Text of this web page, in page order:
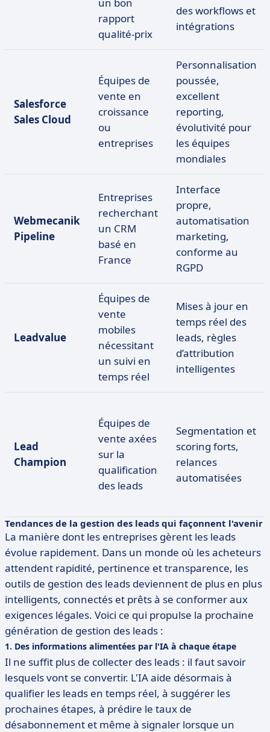
rapport
qualité-prix
des workflows et
intégrations
Salesforce
Sales Cloud
Équipes de
vente en
croissance
ou
entreprises
Personnalisation
poussée,
excellent
reporting,
évolutivité pour
les équipes
mondiales
Webmecanik
Pipeline
Entreprises
recherchant
un CRM
basé en
France
Interface
propre,
automatisation
marketing,
conforme au
RGPD
Leadvalue
Équipes de
vente
mobiles
nécessitant
un suivi en
temps réel
Mises à jour en
temps réel des
leads, règles
d’attribution
intelligentes
Lead
Champion
Équipes de
vente axées
sur la
qualification
des leads
Segmentation et
scoring forts,
relances
automatisées
Tendances de la gestion des leads qui façonnent l'avenir
La manière dont les entreprises gèrent les leads
évolue rapidement. Dans un monde où les acheteurs
attendent rapidité, pertinence et transparence, les
outils de gestion des leads deviennent de plus en plus
intelligents, connectés et prêts à se conformer aux
exigences légales. Voici ce qui propulse la prochaine
génération de gestion des leads :
1. Des informations alimentées par l'IA à chaque étape
Il ne suffit plus de collecter des leads : il faut savoir
lesquels vont se convertir. L'IA aide désormais à
qualifier les leads en temps réel, à suggérer les
prochaines étapes, à prédire le taux de
désabonnement et même à signaler lorsque un